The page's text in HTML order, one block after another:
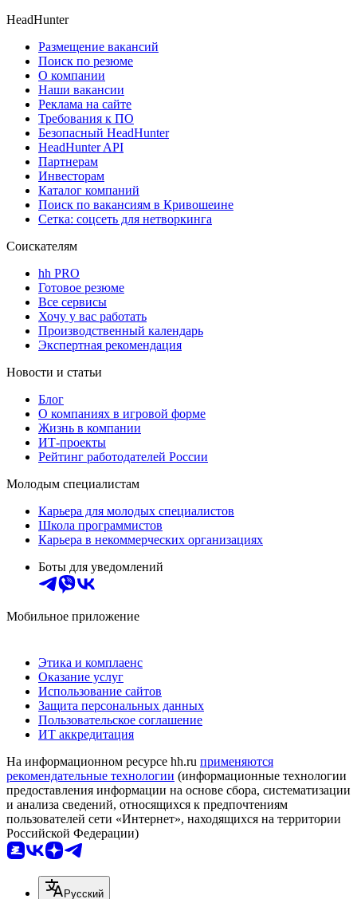
HeadHunter
Размещение вакансий
Поиск по резюме
О компании
Наши вакансии
Реклама на сайте
Требования к ПО
Безопасный HeadHunter
HeadHunter API
Партнерам
Инвесторам
Каталог компаний
Поиск по вакансиям в Кривошеине
Сетка: соцсеть для нетворкинга
Соискателям
hh PRO
Готовое резюме
Все сервисы
Хочу у вас работать
Производственный календарь
Экспертная рекомендация
Новости и статьи
Блог
О компаниях в игровой форме
Жизнь в компании
ИТ-проекты
Рейтинг работодателей России
Молодым специалистам
Карьера для молодых специалистов
Школа программистов
Карьера в некоммерческих организациях
Боты для уведомлений
Мобильное приложение
Этика и комплаенс
Оказание услуг
Использование сайтов
Защита персональных данных
Пользовательское соглашение
ИТ аккредитация
На информационном ресурсе hh.ru применяются
рекомендательные технологии (информационные технологии
предоставления информации на основе сбора, систематизации
и анализа сведений, относящихся к предпочтениям
пользователей сети «Интернет», находящихся на территории
Российской Федерации)
Русский